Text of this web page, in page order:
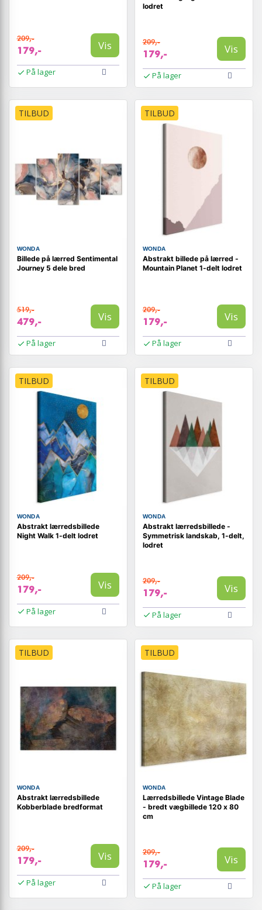
209,-
179,- Vis
På lager
lodret
209,-
179,- Vis
På lager
TILBUD
WONDA
Billede på lærred Sentimental
Journey 5 dele bred
519,-
479,- Vis
På lager
TILBUD
WONDA
Abstrakt billede på lærred -
Mountain Planet 1-delt lodret
209,-
179,- Vis
På lager
TILBUD
WONDA
Abstrakt lærredsbillede
Night Walk 1-delt lodret
209,-
179,- Vis
På lager
TILBUD
WONDA
Abstrakt lærredsbillede -
Symmetrisk landskab, 1-delt,
lodret
209,-
179,- Vis
På lager
TILBUD
WONDA
Abstrakt lærredsbillede
Kobberblade bredformat
209,-
179,- Vis
På lager
TILBUD
WONDA
Lærredsbillede Vintage Blade
- bredt vægbillede 120 x 80
cm
209,-
179,- Vis
På lager